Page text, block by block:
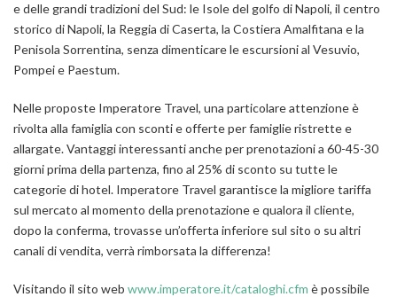
e delle grandi tradizioni del Sud: le Isole del golfo di Napoli, il centro
storico di Napoli, la Reggia di Caserta, la Costiera Amalfitana e la
Penisola Sorrentina, senza dimenticare le escursioni al Vesuvio,
Pompei e Paestum.
Nelle proposte Imperatore Travel, una particolare attenzione è
rivolta alla famiglia con sconti e offerte per famiglie ristrette e
allargate.Vantaggi interessanti anche per prenotazioni a 60-45-30
giorni prima della partenza, fino al 25% di sconto su tutte le
categorie di hotel. Imperatore Travel garantisce la migliore tariffa
sul mercato al momento della prenotazione e qualora il cliente,
dopo la conferma, trovasse un’offerta inferiore sul sito o su altri
canali di vendita, verrà rimborsata la differenza!
Visitando il sito web www.imperatore.it/cataloghi.cfm è possibile